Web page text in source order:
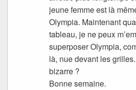
jeune femme est là
Olympia. Maintenant
tableau, je ne peux
superposer Olympia,
là, nue devant les
bizarre ?
Bonne semaine.